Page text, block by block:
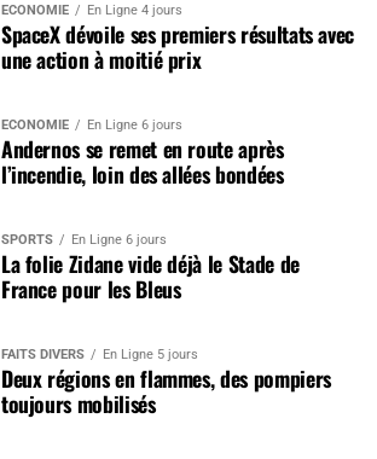
ÉCONOMIE En Ligne 4 jours
SpaceX dévoile ses premiers résultats avec
une action à moitié prix
ÉCONOMIE En Ligne 6 jours
Andernos se remet en route après
l’incendie, loin des allées bondées
SPORTS En Ligne 6 jours
La folie Zidane vide déjà le Stade de
France pour les Bleus
FAITS DIVERS En Ligne 5 jours
Deux régions en flammes, des pompiers
toujours mobilisés